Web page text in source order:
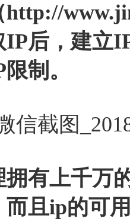
http://
IP后，建立
制。
有上千万
而且ip的可